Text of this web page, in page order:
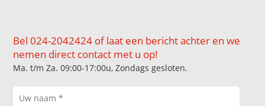
Bel 024-2042424 of laat een bericht achter en we
nemen direct contact met u op!
Ma. t/m Za. 09:00-17:00u, Zondags gesloten.